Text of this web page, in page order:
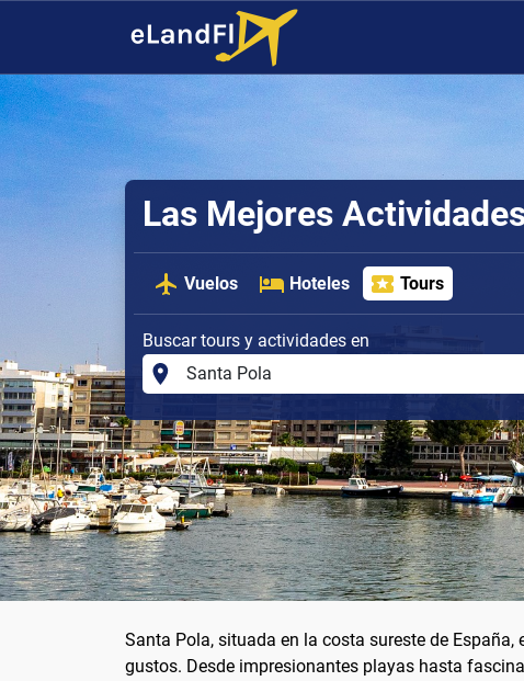
Las Mejores
Vuelos Hoteles Tours
Buscar tours y actividades en
Santa Pola, situada en la costa sureste de
gustos. Desde impresionantes playas hasta